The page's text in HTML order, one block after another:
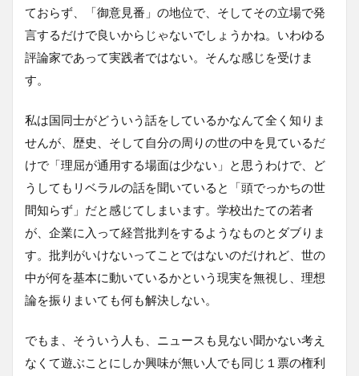
ておらず、「御意見番」の地位で、そしてその立場で発
言するだけで良いからじゃないでしょうかね。いわゆる
評論家であって実践者ではない。そんな感じを受けま
す。
私は国同士がどういう話をしているかなんて全く知りま
せんが、歴史、そして自分の周りの世の中を見ているだ
けで「理屈が通用する場面は少ない」と思うわけで、ど
うしてもリベラルの話を聞いていると「頭でっかちの世
間知らず」だと感じてしまいます。学校出たての若者
が、企業に入って経営批判をするようなものとダブりま
す。批判がいけないってことではないのだけれど、世の
中が何を基本に動いているかという現実を無視し、理想
論を振りまいても何も解決しない。
でもま、そういう人も、ニュースも見ない聞かない考え
なくて遊ぶことにしか興味が無い人でも同じ１票の権利